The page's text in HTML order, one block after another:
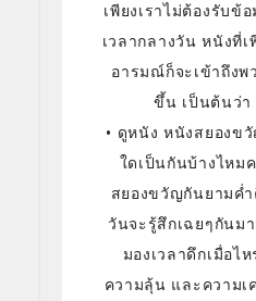
เพียงเราไม่ต้องรับข้
เวลากลางวัน หนังที่
อารมณ์ก็จะเข้าถึงพ
ขึ้น เป็นต้นว่า
• ดูหนัง หนังสยองข
ใดเป็นกันบ้างไหม
สยองขวัญกันยามค่
วันจะรู้สึกเฉยๆกันม
มองเวลาดึกเมื่อไ
ความลุ้น และความเ